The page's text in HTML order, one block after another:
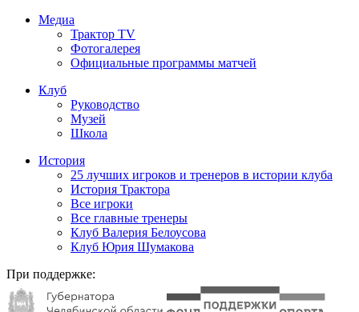
Медиа
Трактор TV
Фотогалерея
Официальные программы матчей
Клуб
Руководство
Музей
Школа
История
25 лучших игроков и тренеров в истории клуба
История Трактора
Все игроки
Все главные тренеры
Клуб Валерия Белоусова
Клуб Юрия Шумакова
При поддержке: